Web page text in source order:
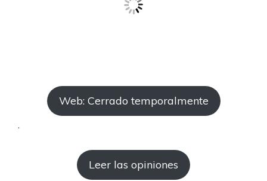
Web: Cerrado temporalmente
.
Leer las opiniones